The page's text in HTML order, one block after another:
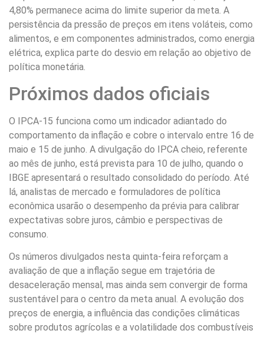
4,80% permanece acima do limite superior da meta. A
persistência da pressão de preços em itens voláteis, como
alimentos, e em componentes administrados, como energia
elétrica, explica parte do desvio em relação ao objetivo de
política monetária.
Próximos dados oficiais
O IPCA-15 funciona como um indicador adiantado do
comportamento da inflação e cobre o intervalo entre 16 de
maio e 15 de junho. A divulgação do IPCA cheio, referente
ao mês de junho, está prevista para 10 de julho, quando o
IBGE apresentará o resultado consolidado do período. Até
lá, analistas de mercado e formuladores de política
econômica usarão o desempenho da prévia para calibrar
expectativas sobre juros, câmbio e perspectivas de
consumo.
Os números divulgados nesta quinta-feira reforçam a
avaliação de que a inflação segue em trajetória de
desaceleração mensal, mas ainda sem convergir de forma
sustentável para o centro da meta anual. A evolução dos
preços de energia, a influência das condições climáticas
sobre produtos agrícolas e a volatilidade dos combustíveis